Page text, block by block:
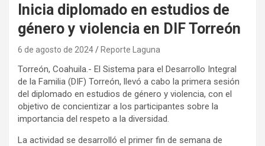
Inicia diplomado en estudios de
género y violencia en DIF Torreón
6 de agosto de 2024 Reporte Laguna
Torreón, Coahuila.- El Sistema para el Desarrollo Integral
de la Familia (DIF) Torreón, llevó a cabo la primera sesión
del diplomado en estudios de género y violencia, con el
objetivo de concientizar a los participantes sobre la
importancia del respeto a la diversidad.
La actividad se desarrolló el primer fin de semana de